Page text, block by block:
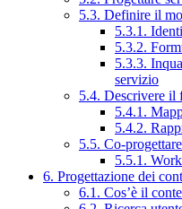
5.3. Definire il
5.3.1.
5.3.2.
5.3.3.
servizio
5.4. Descrivere il
5.4.1.
5.4.2.
5.5. Co-
5.5.1.
6. Progettazione dei
6.1. Cos’è il